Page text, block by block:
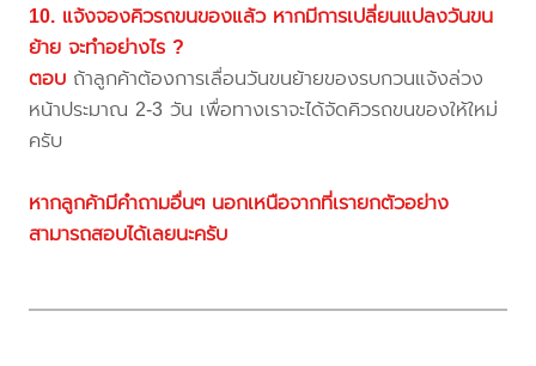
10. แจ้งจองคิวรถขนของแล้ว หากมีการเปลี่ยนแปลงวันขน
ย้าย จะทำอย่างไร ?
ตอบ ถ้าลูกค้าต้องการเลื่อนวันขนย้ายของรบกวนแจ้งล่วง
หน้าประมาณ 2-3 วัน เพื่อทางเราจะได้จัดคิวรถขนของให้ใหม่
ครับ
หากลูกค้ามีคำถามอื่นๆ นอกเหนือจากที่เรายกตัวอย่าง
สามารถสอบได้เลยนะครับ